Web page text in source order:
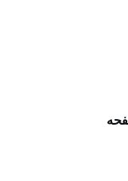
جنوب لبنان/